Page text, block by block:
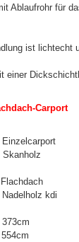
Ablaufrohr für
ist lichtecht
einer
Carport
Einzelcarport
Skanholz
Flachdach
Nadelholz kdi
373cm
554cm